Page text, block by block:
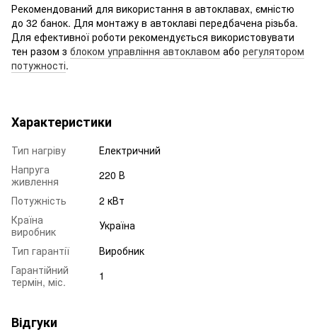
Рекомендований для використання в автоклавах, ємністю
до 32 банок. Для монтажу в автоклаві передбачена різьба.
Для ефективної роботи рекомендується використовувати
тен разом з блоком управління автоклавом або регулятором
потужності.
Характеристики
Тип нагріву
Електричний
Напруга
живлення
220 В
Потужність
2 кВт
Країна
виробник
Україна
Тип гарантії
Виробник
Гарантійний
термін, міс.
1
Відгуки